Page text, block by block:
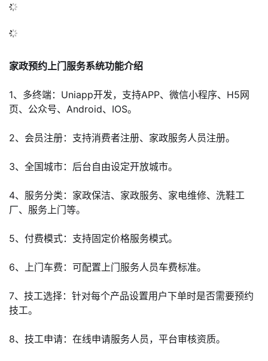
坛
圈
子
的
直
我
的
我
堂
的
课
我
的
我
藏
技
术
的
云
家政预约上门服务系统功能介绍
1、多终端：Uniapp开发，支持APP、微信小程序、H5网
页、公众号、 Android、IOS。
2、会员注册：支持消费者注册、家政服务人员注册。
3、全国城市：后台自由设定开放城市。
4、服务分类：家政保洁、家政服务、家电维修、洗鞋工
厂、服务上门等。
5、付费模式：支持固定价格服务模式。
6、上门车费：可配置上门服务人员车费标准。
7、技工选择：针对每个产品设置用户下单时是否需要预约
技工。
8、技工申请：在线申请服务人员，平台审核资质。